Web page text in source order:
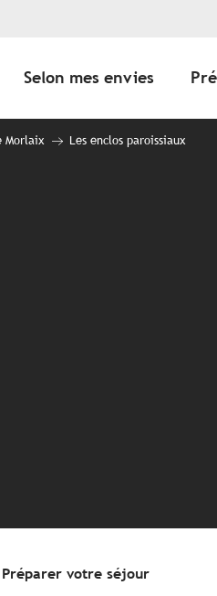
Selon mes envies
Morlaix Les enclos paroissiaux
Préparer votre séjour